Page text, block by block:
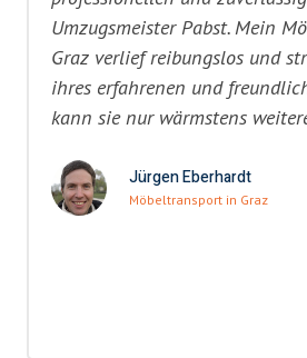
Umzugsmeister Pabst. Mein
Graz verlief reibungslos und
ihres erfahrenen und
kann sie nur wärmstens
Jürgen Eberhardt
Möbeltransport in Graz